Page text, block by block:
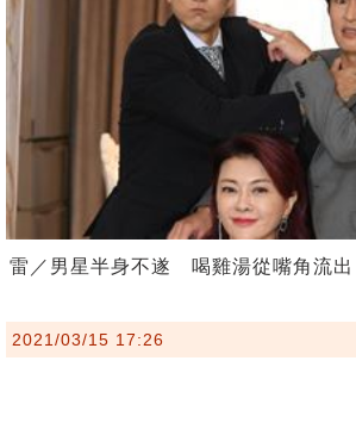
雷／男星半身不遂 喝雞湯從嘴角流出
2021/03/15 17:26